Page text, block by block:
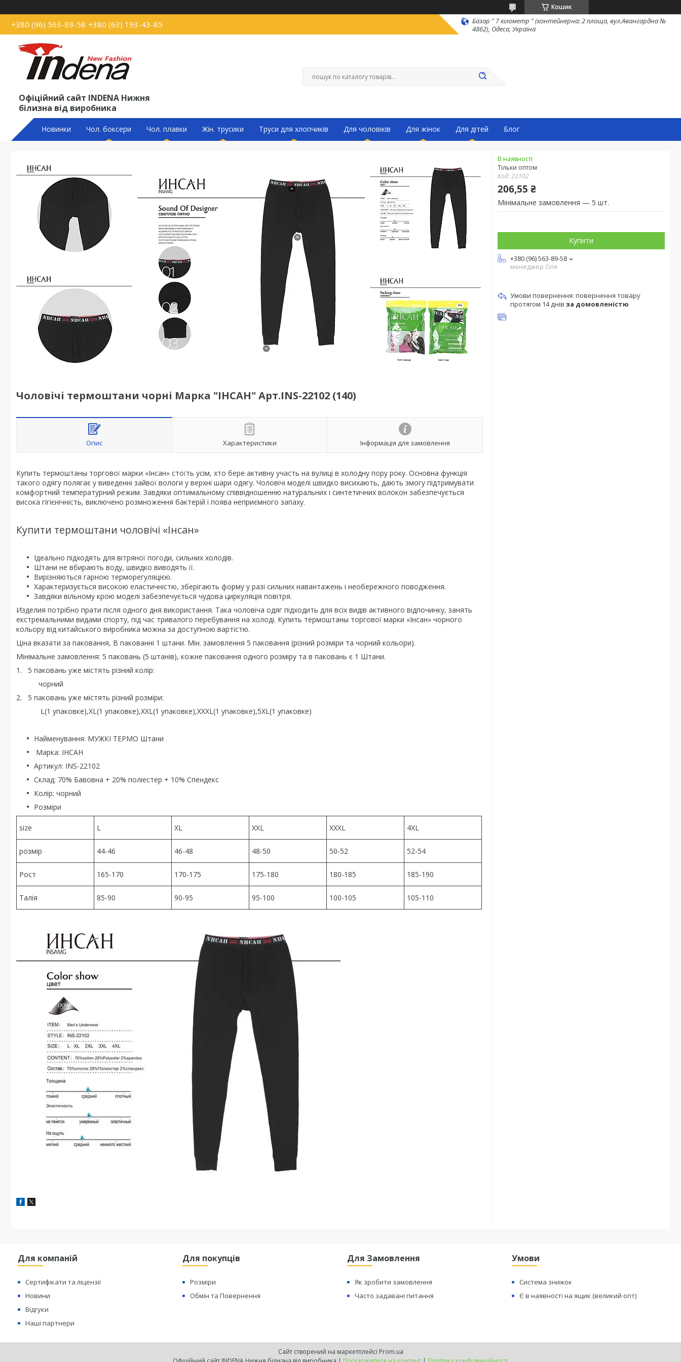
Кошик
+380 (96) 563-89-58 +380 (63) 193-43-85
Базар " 7 кілометр " (контейнерна: 2 площа, вул.Авангардна №
4862), Одеса, Україна
Офіційний сайт INDENA Нижня
білизна від виробника
Новинки Чол. боксери Чол. плавки Жін. трусики Труси для хлопчиків Для чоловіків Для жінок Для дітей Блог
Чоловічі термоштани чорні Марка "ІНСАН" Арт.INS-22102 (140)
Опис Характеристики Інформація для замовлення
Купить термоштаны торгової марки «Інсан» стоїть усім, хто бере активну участь на вулиці в холодну пору року. Основна функція
такого одягу полягає у виведенні зайвої вологи у верхні шари одягу. Чоловічі моделі швидко висихають, дають змогу підтримувати
комфортний температурний режим. Завдяки оптимальному співвідношенню натуральних і синтетичних волокон забезпечується
висока гігієнічність, виключено розмноження бактерій і поява неприємного запаху.
Купити термоштани чоловічі «Інсан»
Ідеально підходять для вітряної погоди, сильних холодів.
Штани не вбирають воду, швидко виводять її.
Вирізняються гарною терморегуляцією.
Характеризується високою еластичністю, зберігають форму у разі сильних навантажень і необережного поводження.
Завдяки вільному крою моделі забезпечується чудова циркуляція повітря.
Изделия потрібно прати після одного дня використання. Така чоловіча одяг підходить для всіх видів активного відпочинку, занять
екстремальними видами спорту, під час тривалого перебування на холоді. Купить термоштаны торгової марки «Інсан» чорного
кольору від китайського виробника можна за доступною вартістю.
Ціна вказати за паковання, В пакованні 1 штани. Мін. замовлення 5 паковання (різний розміри та чорний кольори).
Мінімальне замовлення: 5 паковань (5 штанів), кожне паковання одного розміру та в паковань є 1 Штани.
1. 5 паковань уже містять різний колір:
чорний
2. 5 паковань уже містять різний розміри:
L(1 упаковке),XL(1 упаковке),XXL(1 упаковке),XXXL(1 упаковке),5XL(1 упаковке)
Найменування: МУЖКІ ТЕРМО Штани
Маркa: ІНСАН
Артикул: INS-22102
Склад: 70% Бавовна + 20% поліестер + 10% Спендекс
Колір: чорний
Розміри
size L XL XXL XXXL 4XL
розмір 44-46 46-48 48-50 50-52 52-54
Рост 165-170 170-175 175-180 180-185 185-190
Талія 85-90 90-95 95-100 100-105 105-110
В наявності
Тільки оптом
Код:22102
206,55 ₴
Мінімальне замовлення — 5 шт.
Купити
+380 (96) 563-89-58
менеджер Оля
повернення товару
протягом 14 днів за домовленістю
Для компаній
Сертифікати та ліцензії
Новини
Відгуки
Наші партнери
Для покупців
Розміри
Обмін та Повернення
Для Замовлення
Як зробити замовлення
Часто задавані питання
Умови
Система знижок
Є в наявності на ящик (великий опт)
Сайт створений на маркетплейсі Prom.ua